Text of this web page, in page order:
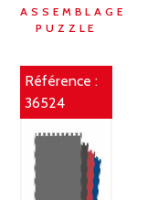
ASSEMBLAGE
PUZZLE
Référence :
36524